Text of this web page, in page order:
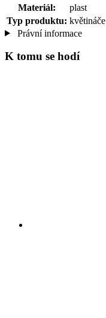
Materiál:
plast
Typ produktu: květináče
Právní informace
K tomu se hodí